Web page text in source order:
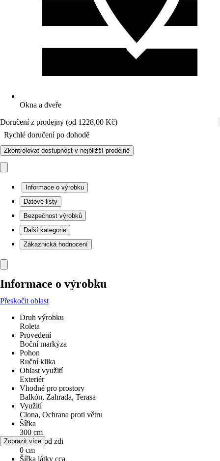
Okna a dveře
Doručení z prodejny (od 1228,00 Kč)
Rychlé doručení po dohodě
Zkontrolovat dostupnost v nejbližší prodejně
Informace o výrobku
Datové listy
Bezpečnost výrobků
Další kategorie
Zákaznická hodnocení
Informace o výrobku
Přeskočit oblast
Druh výrobku
Roleta
Provedení
Boční markýza
Pohon
Ruční klika
Oblast využití
Exteriér
Vhodné pro prostory
Balkón, Zahrada, Terasa
Využití
Clona, Ochrana proti větru
Šířka
300 cm
Odstup od zdi
0 cm
Šířka látky cca
Zobrazit více